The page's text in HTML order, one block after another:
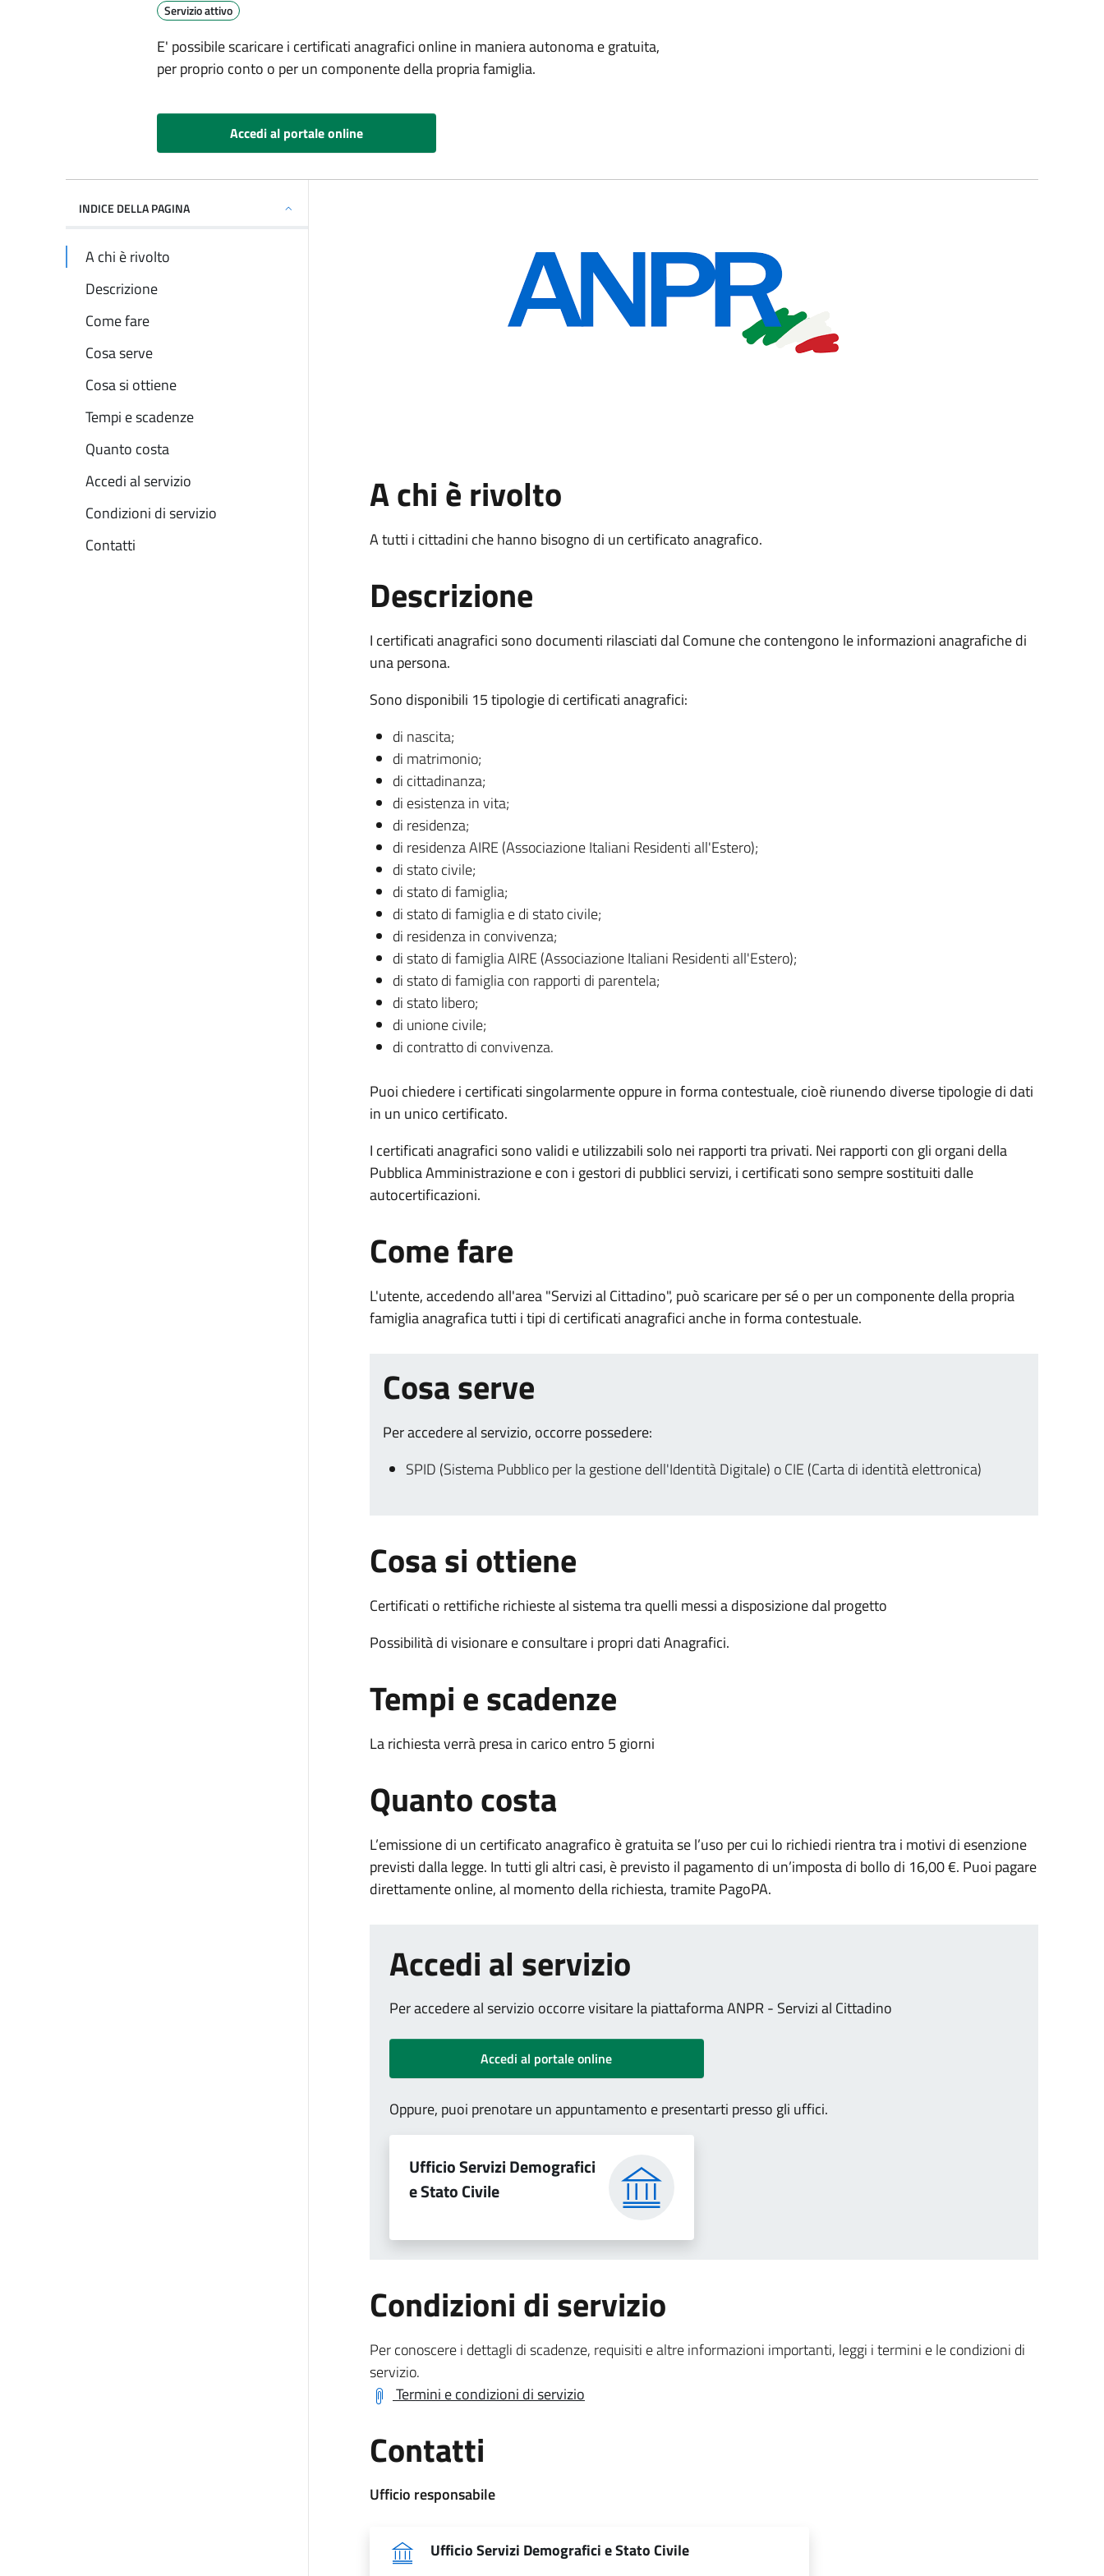
Servizio attivo.
E' possibile scaricare i certificati anagrafici online in maniera autonoma e gratuita,
per proprio conto o per un componente della propria famiglia..
Accedi al portale online
INDICE DELLA PAGINA
A chi è rivolto
Descrizione
Come fare
Cosa serve
Cosa si ottiene
Tempi e scadenze
Quanto costa
Accedi al servizio
Condizioni di servizio
Contatti
A chi è rivolto:
A tutti i cittadini che hanno bisogno di un certificato anagrafico.
Descrizione:
I certificati anagrafici sono documenti rilasciati dal Comune che contengono le informazioni anagrafiche di
una persona.
Sono disponibili 15 tipologie di certificati anagrafici:
di nascita;
di matrimonio;
di cittadinanza;
di esistenza in vita;
di residenza;
di residenza AIRE (Associazione Italiani Residenti all'Estero);
di stato civile;
di stato di famiglia;
di stato di famiglia e di stato civile;
di residenza in convivenza;
di stato di famiglia AIRE (Associazione Italiani Residenti all'Estero);
di stato di famiglia con rapporti di parentela;
di stato libero;
di unione civile;
di contratto di convivenza.
Puoi chiedere i certificati singolarmente oppure in forma contestuale, cioè riunendo diverse tipologie di dati
in un unico certificato.
I certificati anagrafici sono validi e utilizzabili solo nei rapporti tra privati. Nei rapporti con gli organi della
Pubblica Amministrazione e con i gestori di pubblici servizi, i certificati sono sempre sostituiti dalle
autocertificazioni.
Come fare:
L'utente, accedendo all'area "Servizi al Cittadino", può scaricare per sé o per un componente della propria
famiglia anagrafica tutti i tipi di certificati anagrafici anche in forma contestuale.
Cosa serve.
Per accedere al servizio, occorre possedere:
SPID (Sistema Pubblico per la gestione dell'Identità Digitale) o CIE (Carta di identità elettronica).
Cosa si ottiene:
Certificati o rettifiche richieste al sistema tra quelli messi a disposizione dal progetto
Possibilità di visionare e consultare i propri dati Anagrafici.
Tempi e scadenze:
La richiesta verrà presa in carico entro 5 giorni
Quanto costa:
L’emissione di un certificato anagrafico è gratuita se l’uso per cui lo richiedi rientra tra i motivi di esenzione
previsti dalla legge. In tutti gli altri casi, è previsto il pagamento di un’imposta di bollo di 16,00 €. Puoi pagare
direttamente online, al momento della richiesta, tramite PagoPA.
Accedi al servizio.
Per accedere al servizio occorre visitare la piattaforma ANPR - Servizi al Cittadino.
Accedi al portale online.
Oppure, puoi prenotare un appuntamento e presentarti presso gli uffici..
Ufficio Servizi Demografici
e Stato Civile.
Condizioni di servizio:
Per conoscere i dettagli di scadenze, requisiti e altre informazioni importanti, leggi i termini e le condizioni di
servizio..
Termini e condizioni di servizio
Contatti
Ufficio responsabile:
Ufficio Servizi Demografici e Stato Civile.